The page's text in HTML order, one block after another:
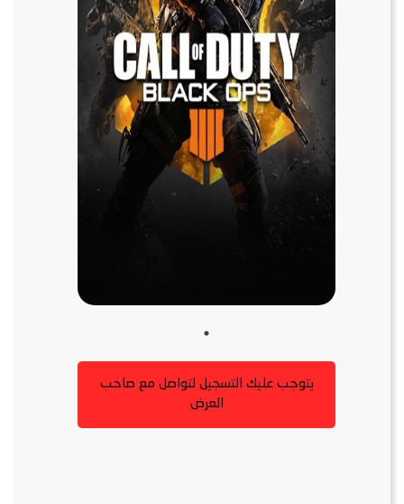
يتوجب عليك التسجيل لتواصل مع صاحب
العرض